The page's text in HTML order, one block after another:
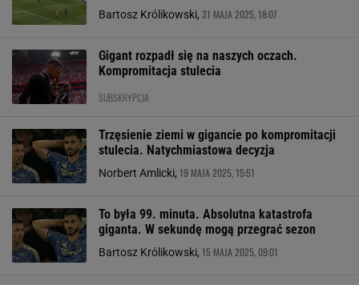
Bartosz Królikowski, 31 MAJA 2025, 18:07
Gigant rozpadł się na naszych oczach.
Kompromitacja stulecia
SUBSKRYPCJA
Trzęsienie ziemi w gigancie po kompromitacji
stulecia. Natychmiastowa decyzja
Norbert Amlicki, 19 MAJA 2025, 15:51
To była 99. minuta. Absolutna katastrofa
giganta. W sekundę mogą przegrać sezon
Bartosz Królikowski, 15 MAJA 2025, 09:01